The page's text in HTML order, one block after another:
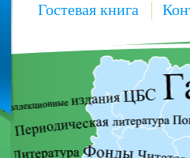
Гостевая книга